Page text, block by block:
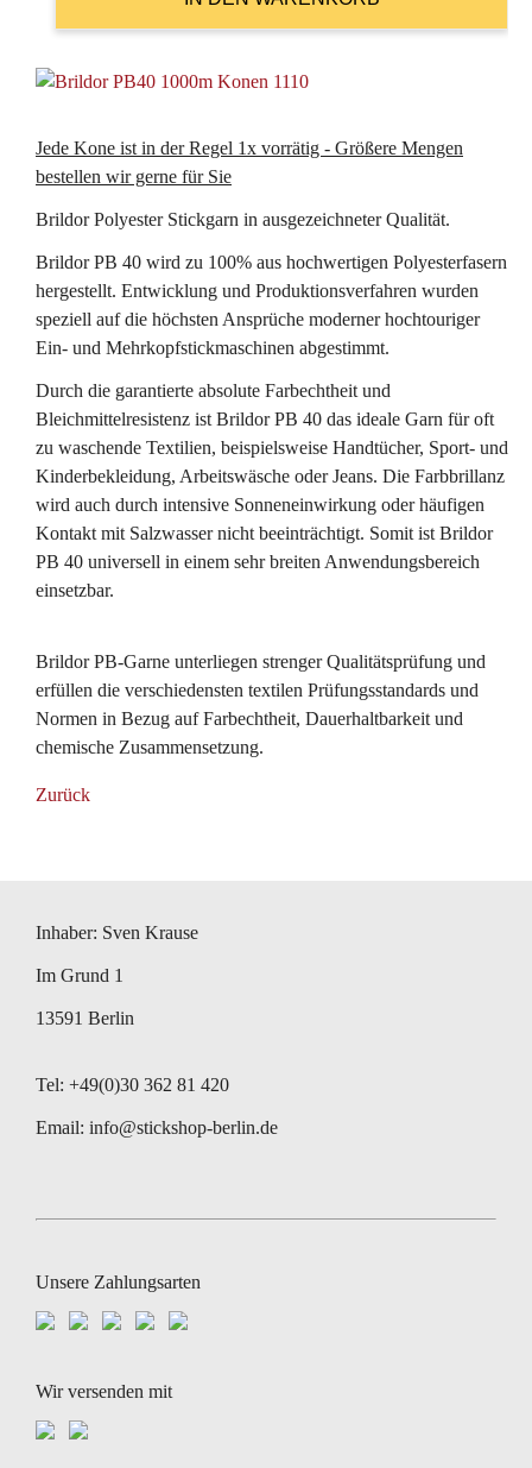
Jede Kone ist in der Regel 1x vorrätig - Größere Mengen
bestellen wir gerne für Sie
Brildor Polyester Stickgarn in ausgezeichneter Qualität.
Brildor PB 40 wird zu 100% aus hochwertigen Polyesterfasern
hergestellt. Entwicklung und Produktionsverfahren wurden
speziell auf die höchsten Ansprüche moderner hochtouriger
Ein- und Mehrkopfstickmaschinen abgestimmt.
Durch die garantierte absolute Farbechtheit und
Bleichmittelresistenz ist Brildor PB 40 das ideale Garn für oft
zu waschende Textilien, beispielsweise Handtücher, Sport- und
Kinderbekleidung, Arbeitswäsche oder Jeans. Die Farbbrillanz
wird auch durch intensive Sonneneinwirkung oder häufigen
Kontakt mit Salzwasser nicht beeinträchtigt. Somit ist Brildor
PB 40 universell in einem sehr breiten Anwendungsbereich
einsetzbar.
Brildor PB-Garne unterliegen strenger Qualitätsprüfung und
erfüllen die verschiedensten textilen Prüfungsstandards und
Normen in Bezug auf Farbechtheit, Dauerhaltbarkeit und
chemische Zusammensetzung.
Zurück
Inhaber: Sven Krause
Im Grund 1
13591 Berlin
Tel: +49(0)30 362 81 420
Email: info@stickshop-berlin.de
Unsere Zahlungsarten
Wir versenden mit